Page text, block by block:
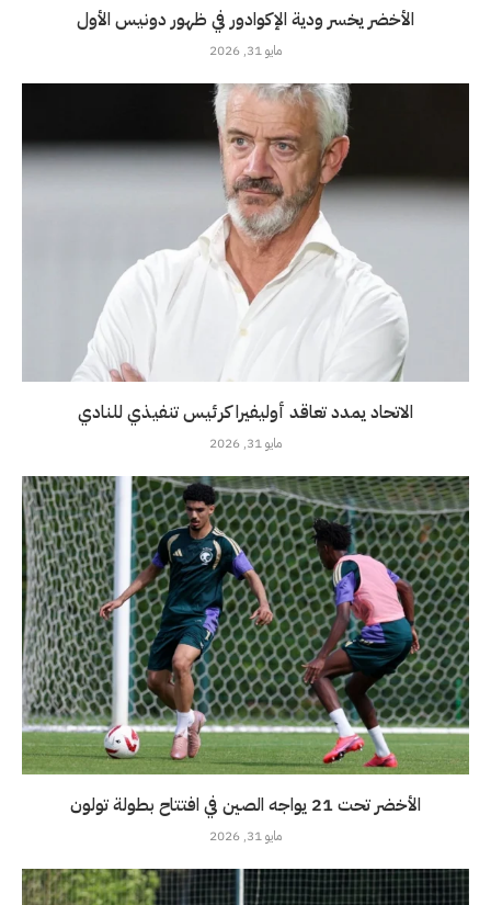
الأخضر يخسر ودية الإكوادور في ظهور دونيس الأول
مايو 31, 2026
الاتحاد يمدد تعاقد أوليفيرا كرئيس تنفيذي للنادي
مايو 31, 2026
الأخضر تحت 21 يواجه الصين في افتتاح بطولة تولون
مايو 31, 2026